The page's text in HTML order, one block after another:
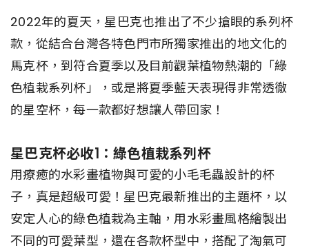
2022年的夏天，星巴克也推出了不少搶眼的系列杯
款，從結合台灣各特色門市所獨家推出的地文化的
馬克杯，到符合夏季以及目前觀葉植物熱潮的「綠
色植栽系列杯」，或是將夏季藍天表現得非常透徹
的星空杯，每一款都好想讓人帶回家！
星巴克杯必收1：綠色植栽系列杯
用療癒的水彩畫植物與可愛的小毛毛蟲設計的杯
子，真是超級可愛！星巴克最新推出的主題杯，以
安定人心的綠色植栽為主軸，用水彩畫風格繪製出
不同的可愛葉型，還在各款杯型中，搭配了淘氣可